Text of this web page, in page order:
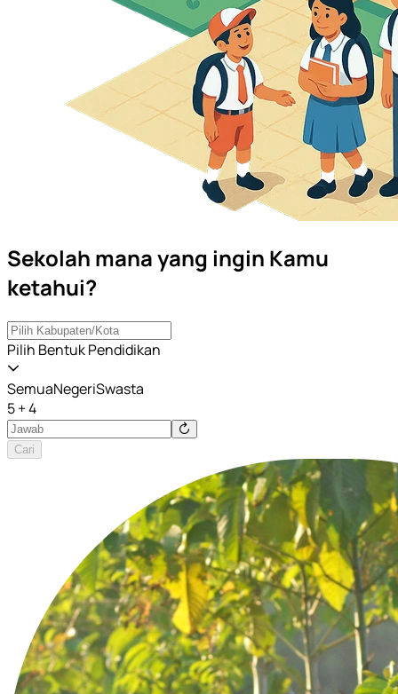
Sekolah mana yang ingin Kamu
ketahui?
Pilih Bentuk Pendidikan
SemuaNegeriSwasta
5 + 4
Cari